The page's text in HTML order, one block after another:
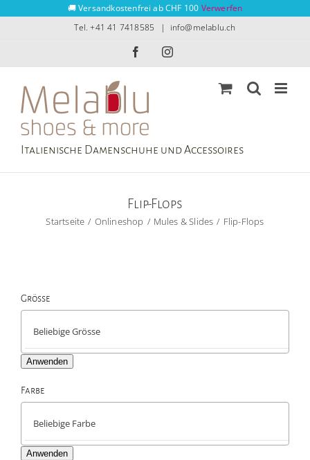
🚚 Versandkostenfrei ab CHF 100 Verwerfen
Tel. +41 41 7418585 | info@melablu.ch
FacebookInstagram
Italienische Damenschuhe und Accessoires
Flip-Flops
Startseite Onlineshop Mules & Slides Flip-Flops
Grösse
Anwenden
Farbe
Anwenden